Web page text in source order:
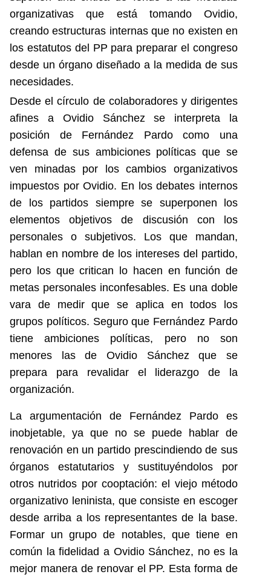
organizativas que está tomando Ovidio,
creando estructuras internas que no existen en
los estatutos del PP para preparar el congreso
desde un órgano diseñado a la medida de sus
necesidades.
Desde el círculo de colaboradores y dirigentes
afines a Ovidio Sánchez se interpreta la
posición de Fernández Pardo como una
defensa de sus ambiciones políticas que se
ven minadas por los cambios organizativos
impuestos por Ovidio. En los debates internos
de los partidos siempre se superponen los
elementos objetivos de discusión con los
personales o subjetivos. Los que mandan,
hablan en nombre de los intereses del partido,
pero los que critican lo hacen en función de
metas personales inconfesables. Es una doble
vara de medir que se aplica en todos los
grupos políticos. Seguro que Fernández Pardo
tiene ambiciones políticas, pero no son
menores las de Ovidio Sánchez que se
prepara para revalidar el liderazgo de la
organización.
La argumentación de Fernández Pardo es
inobjetable, ya que no se puede hablar de
renovación en un partido prescindiendo de sus
órganos estatutarios y sustituyéndolos por
otros nutridos por cooptación: el viejo método
organizativo leninista, que consiste en escoger
desde arriba a los representantes de la base.
Formar un grupo de notables, que tiene en
común la fidelidad a Ovidio Sánchez, no es la
mejor manera de renovar el PP. Esta forma de